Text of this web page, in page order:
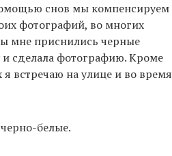
снов мы компенсируем
фотографий, во многих
мне приснились черные
и сделала фотографию. Кроме
встречаю на улице и во время
белые.